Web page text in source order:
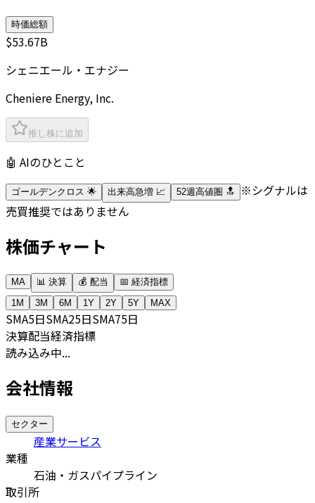
時価総額
$53.67B
シェニエール・エナジー
Cheniere Energy, Inc.
推し株に追加
🤖 AIのひとこと
ゴールデンクロス 🌟 出来高急増 📈 52週高値圏 🔝
※シグナルは
売買推奨ではありません
株価チャート
MA 📊 決算 💰 配当
📅 経済指標
1M
3M 6M 1Y 2Y 5Y MAX
SMA5日SMA25日SMA75日
決算配当経済指標
読み込み中...
会社情報
セクター
産業サービス
業種
石油・ガスパイプライン
取引所